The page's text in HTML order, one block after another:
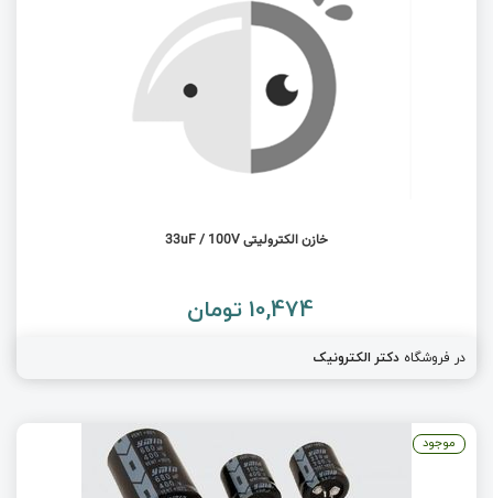
خازن الکترولیتی 33uF / 100V
10,474 تومان
در فروشگاه دکتر الکترونیک
موجود